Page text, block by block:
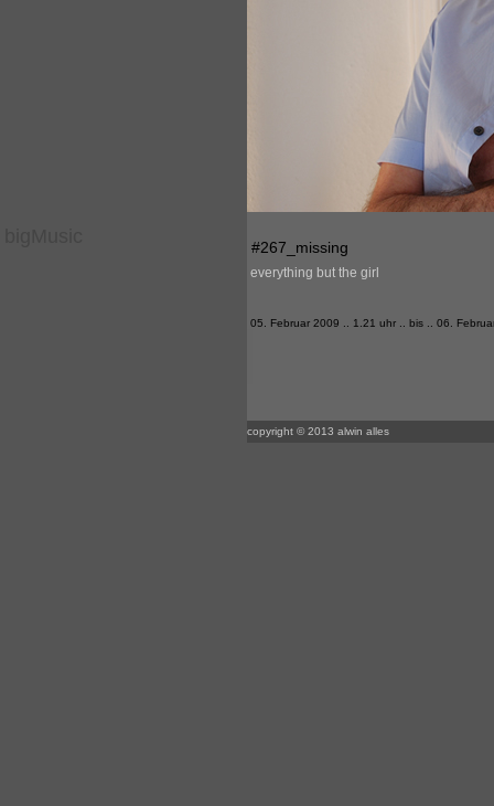
#267_missing
everything but the girl
05. Februar 2009 .. 1.21 uhr .. bis .. 06.
copyright © 2013 alwin alles